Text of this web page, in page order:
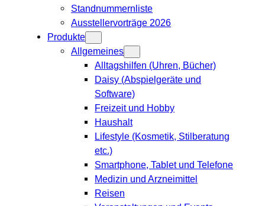
Standnummernliste
Ausstellervorträge 2026
Produkte
Allgemeines
Alltagshilfen (Uhren, Bücher)
Daisy (Abspielgeräte und
Software)
Freizeit und Hobby
Haushalt
Lifestyle (Kosmetik, Stilberatung
etc.)
Smartphone, Tablet und Telefone
Medizin und Arzneimittel
Reisen